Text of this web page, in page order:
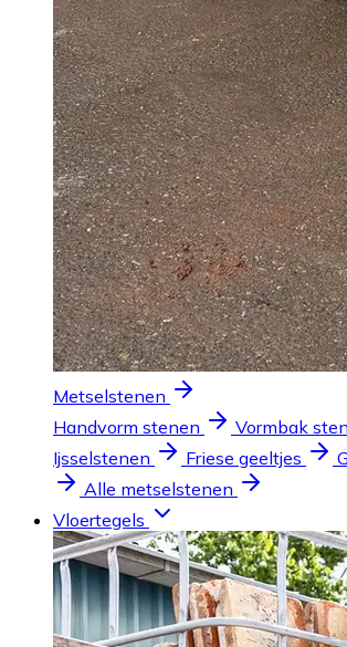
Metselstenen
Handvorm stenen
Vormbak
Ijsselstenen
Friese geeltjes
Alle metselstenen
Vloertegels